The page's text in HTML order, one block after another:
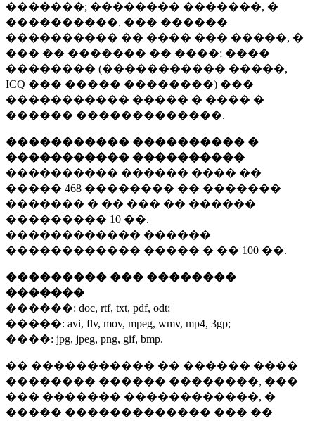
�������; �������� �������, �
����������, ��� ������
���������� �� ���� ��� �����, �
��� �� ������� �� ����; ����
�������� (����������� �����,
ICQ ��� ����� ��������) ���
����������� ����� � ���� �
������ �������������.
����������� ���������� �
����������� ����������
���������� ������ ���� ��
����� 468 �������� �� �������
������� � �� ��� �� ������
��������� 10 ��.
������������ ������
������������ ����� � �� 100 ��.
��������� ��� ��������
�������
������: doc, rtf, txt, pdf, odt;
�����: avi, flv, mov, mpeg, wmv, mp4, 3gp;
����: jpg, jpeg, png, gif, bmp.
�� ����������� �� ������ ����
�������� ������ ��������, ���
��� ������� ������������, �
����� ������������� ��� ��